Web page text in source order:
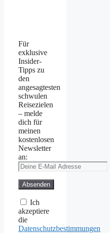
Für
exklusive
Insider-
Tipps zu
den
angesagtesten
schwulen
Reisezielen
– melde
dich für
meinen
kostenlosen
Newsletter
an:
Ich
akzeptiere
die
Datenschutzbestimmungen